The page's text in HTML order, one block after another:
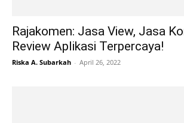
Rajakomen: Jasa View, Jasa
Review Aplikasi Terpercaya!
Riska A. Subarkah - April 26, 2022